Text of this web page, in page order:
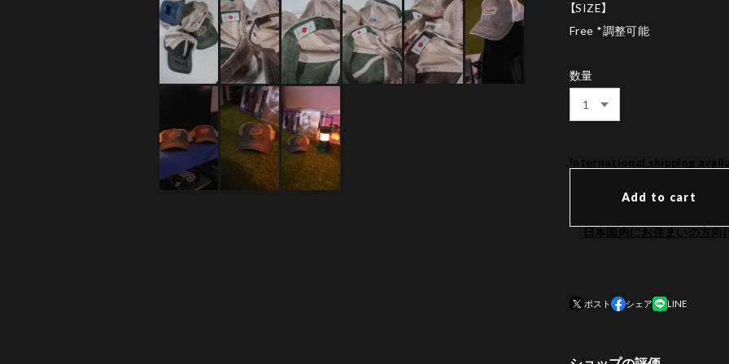
【SIZE】
Free *調整可能
数量
International shipping
Add to cart
日本国内にお住まいの方向
ポスト シェア LINE